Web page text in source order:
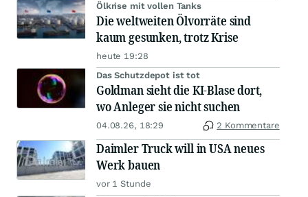
Ölkrise mit vollen Tanks
Die weltweiten Ölvorräte sind
kaum gesunken, trotz Krise
heute 19:28
Das Schutzdepot ist tot
Goldman sieht die KI-Blase dort,
wo Anleger sie nicht suchen
04.08.26, 18:29 2 Kommentare
Daimler Truck will in USA neues
Werk bauen
vor 1 Stunde